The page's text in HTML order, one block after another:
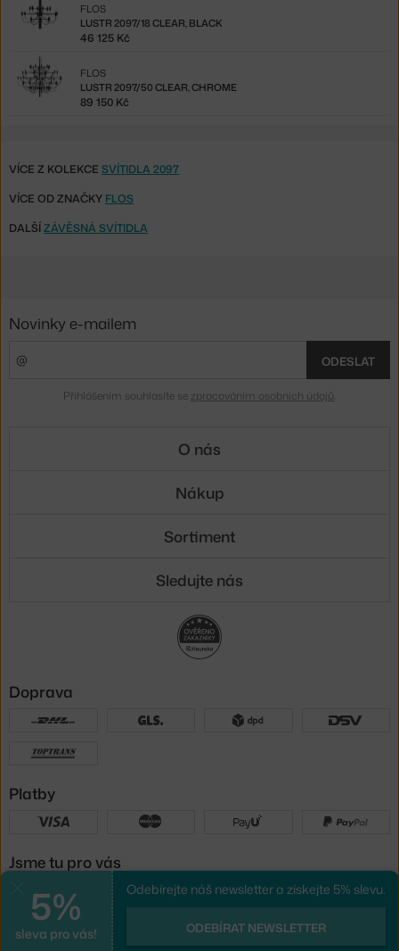
LUSTR 2097/18 CLEAR, BLACK
FLOS
46 125 Kč
LUSTR 2097/50 CLEAR, CHROME
FLOS
89 150 Kč
VÍCE Z KOLEKCE SVÍTIDLA 2097
VÍCE OD ZNAČKY FLOS
DALŠÍZÁVĚSNÁ SVÍTIDLA
5%
sleva pro vás!
Odebírejte náš newsletter a získejte 5% slevu.
ODEBÍRAT NEWSLETTER
Novinky e-mailem
ODESLAT
Přihlášením souhlasíte se zpracováním osobních údajů
O nás
Nákup
Sortiment
Sledujte nás
Doprava
Platby
Jsme tu pro vás
e-shop na míruod